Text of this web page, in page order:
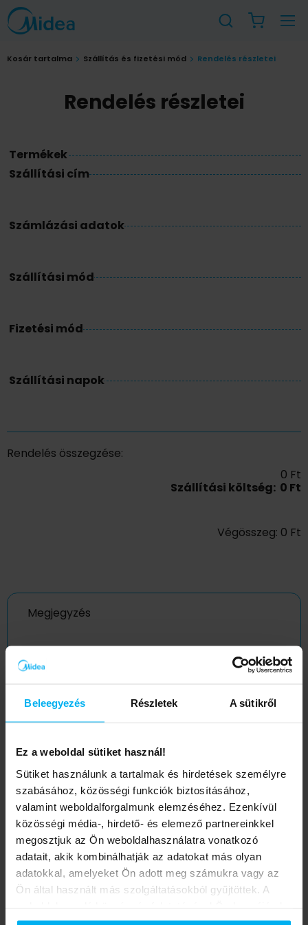
Beleegyezés Részletek A sütikről
Ez a weboldal sütiket használ!
Sütiket használunk a tartalmak és hirdetések személyre
szabásához, közösségi funkciók biztosításához,
valamint weboldalforgalmunk elemzéséhez. Ezenkívül
közösségi média-, hirdető- és elemező partnereinkkel
megosztjuk az Ön weboldalhasználatra vonatkozó
adatait, akik kombinálhatják az adatokat más olyan
adatokkal, amelyeket Ön adott meg számukra vagy az
Ön által használt más szolgáltatásokból gyűjtöttek. A
sütik használatához.
Kosár tartalma Szállítás és fizetési mód Rendelés részletei
Rendelés részletei
Termékek
Szállítási cím
Számlázási adatok
Szállítási mód
Fizetési mód
Szállítási napok
Rendelés összegzése:
0 Ft
Szállítási költség: 0 Ft
Végösszeg: 0 Ft
0/250
hozzájárulok a megadott adataim továbbításához
az általam kiválasztott vállalkozásoknak.
A rendelés elküldésével elfogadom a midea.hu
Általános felhasználási feltételeket.
Rendelés leadása